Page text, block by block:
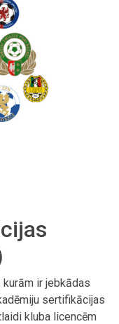
ir jebkādas
sertifikācijas
kluba licencēm